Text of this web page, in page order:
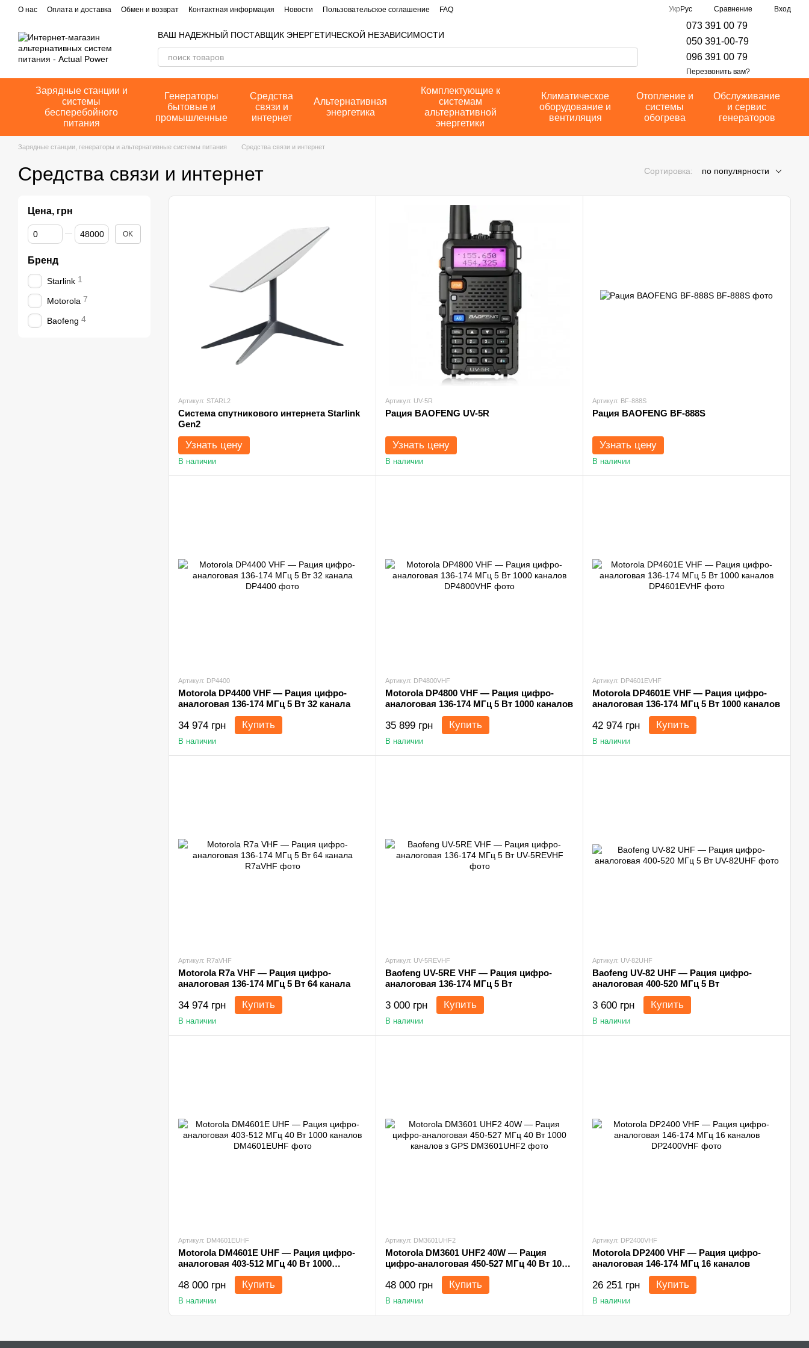
Перейти к основному контенту
О нас Оплата и доставка Обмен и возврат Контактная информация Новости Пользовательское соглашение FAQ Укр Рус Сравнение Вход
ВАШ НАДЕЖНЫЙ ПОСТАВЩИК ЭНЕРГЕТИЧЕСКОЙ НЕЗАВИСИМОСТИ
073 391 00 79
050 391-00-79
096 391 00 79
Перезвонить вам?
Зарядные станции и
системы
бесперебойного
питания
Генераторы
бытовые и
промышленные
Средства
связи и
интернет
Альтернативная
энергетика
Комплектующие к
системам
альтернативной
энергетики
Климатическое
оборудование и
вентиляция
Отопление и
системы
обогрева
Обслуживание
и сервис
генераторов
Зарядные станции, генераторы и альтернативные системы питания Средства связи и интернет
Средства связи и интернет Сортировка: по популярности
Артикул: STARL2
Система спутникового интернета Starlink
Gen2
Узнать цену
В наличии
Артикул: UV-5R
Рация BAOFENG UV-5R
Узнать цену
В наличии
Артикул: BF-888S
Рация BAOFENG BF-888S
Узнать цену
В наличии
Артикул: DP4400
Motorola DP4400 VHF — Рация цифро-
аналоговая 136-174 МГц 5 Вт 32 канала
34 974 грн Купить
В наличии
Артикул: DP4800VHF
Motorola DP4800 VHF — Рация цифро-
аналоговая 136-174 МГц 5 Вт 1000 каналов
35 899 грн Купить
В наличии
Артикул: DP4601EVHF
Motorola DP4601E VHF — Рация цифро-
аналоговая 136-174 МГц 5 Вт 1000 каналов
42 974 грн Купить
В наличии
Артикул: R7aVHF
Motorola R7a VHF — Рация цифро-
аналоговая 136-174 МГц 5 Вт 64 канала
34 974 грн Купить
В наличии
Артикул: UV-5REVHF
Baofeng UV-5RE VHF — Рация цифро-
аналоговая 136-174 МГц 5 Вт
3 000 грн Купить
В наличии
Артикул: UV-82UHF
Baofeng UV-82 UHF — Рация цифро-
аналоговая 400-520 МГц 5 Вт
3 600 грн Купить
В наличии
Артикул: DM4601EUHF
Motorola DM4601E UHF — Рация цифро-
аналоговая 403-512 МГц 40 Вт 1000
48 000 грн Купить
В наличии
Артикул: DM3601UHF2
Motorola DM3601 UHF2 40W — Рация
цифро-аналоговая 450-527 МГц 40 Вт 1000
каналов з GPS
48 000 грн Купить
В наличии
Артикул: DP2400VHF
Motorola DP2400 VHF — Рация цифро-
аналоговая 146-174 МГц 16 каналов
26 251 грн Купить
В наличии
Цена, грн
От Цена, грн
До Цена, грн OK
Бренд
Starlink 1
Motorola 7
Baofeng 4